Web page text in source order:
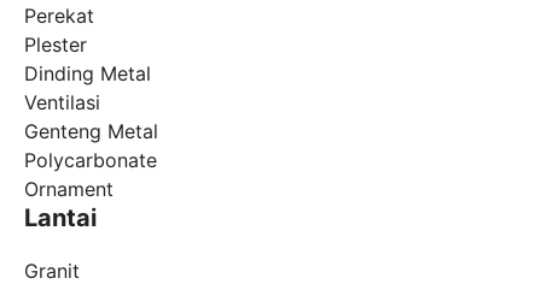
Perekat
Plester
Dinding Metal
Ventilasi
Genteng Metal
Polycarbonate
Ornament
Lantai
Granit